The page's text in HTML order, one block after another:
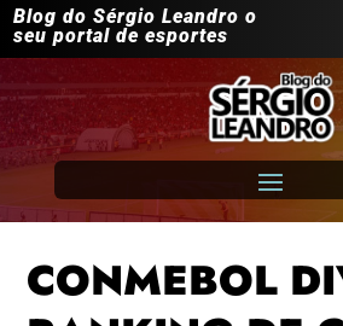
Blog do Sérgio Leandro o
seu portal de esportes
CONMEBOL